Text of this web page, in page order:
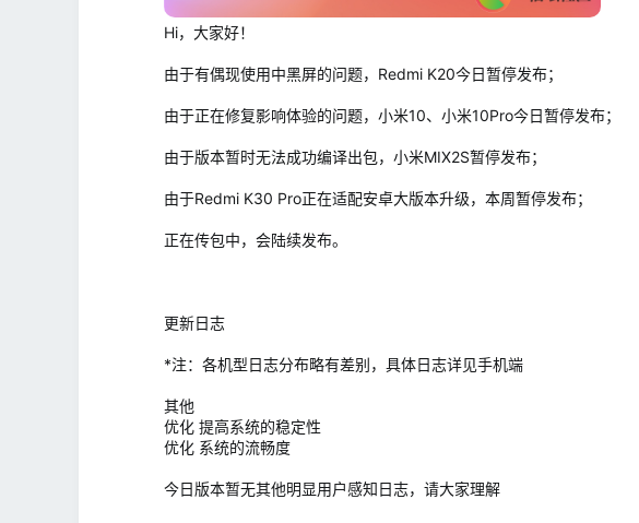
Hi，大家好！
由于有偶现使用中黑屏的问题，Redmi K20今日暂停发布；
由于正在修复影响体验的问题，小米10、小米10Pro今日暂停发布；
由于版本暂时无法成功编译出包，小米MIX2S暂停发布；
由于Redmi K30 Pro正在适配安卓大版本升级，本周暂停发布；
正在传包中，会陆续发布。
更新日志
*注：各机型日志分布略有差别，具体日志详见手机端
其他
优化 提高系统的稳定性
优化 系统的流畅度
今日版本暂无其他明显用户感知日志，请大家理解